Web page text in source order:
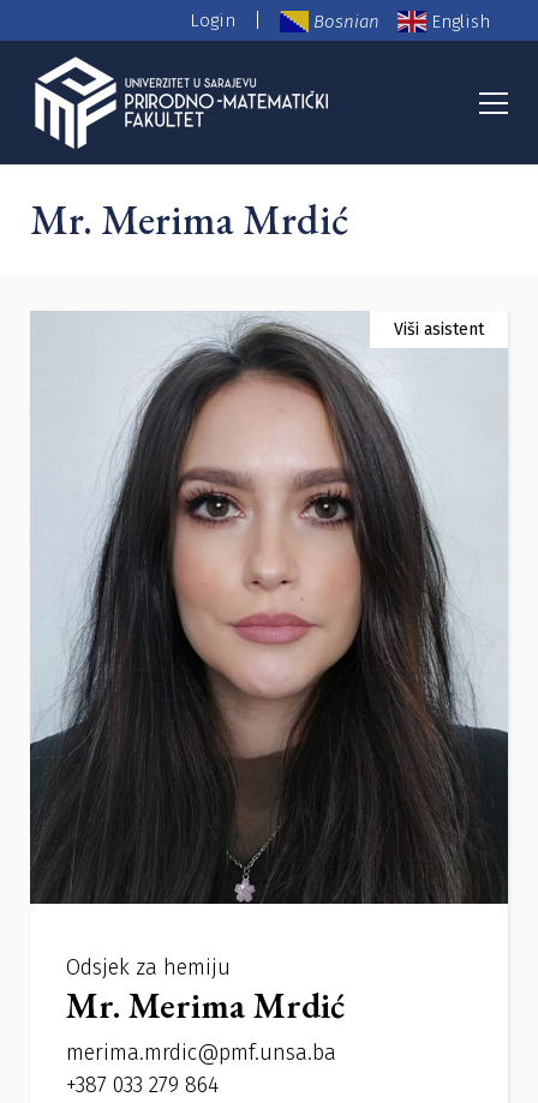
Login Bosnian English
PMF Nastavno osoblje
Mr. Merima Mrdić
Viši asistent
Odsjek za hemiju
Mr. Merima Mrdić
merima.mrdic@pmf.unsa.ba
+387 033 279 864